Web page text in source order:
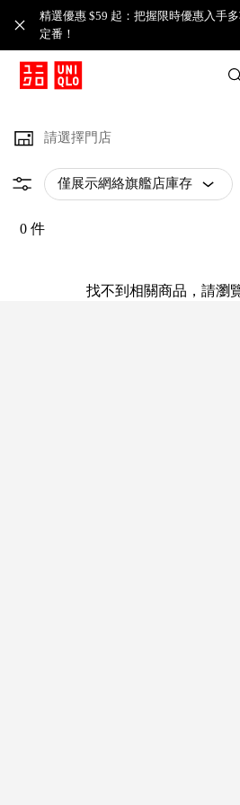
精選優惠 $59 起：把握限時優惠入手
定番！​
請選擇門店
僅展示網絡旗艦店庫存
0 件
找不到相關商品，請瀏